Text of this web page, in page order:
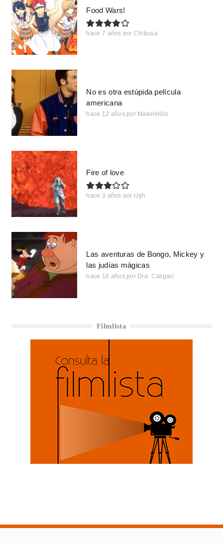
Food Wars!
hace 7 años por Chibusa
No es otra estúpida película
americana
hace 12 años por Makelelillo
Fire of love
hace 3 años por Ugh
Las aventuras de Bongo, Mickey y
las judías mágicas
hace 10 años por Dra. Caligari
Filmlista